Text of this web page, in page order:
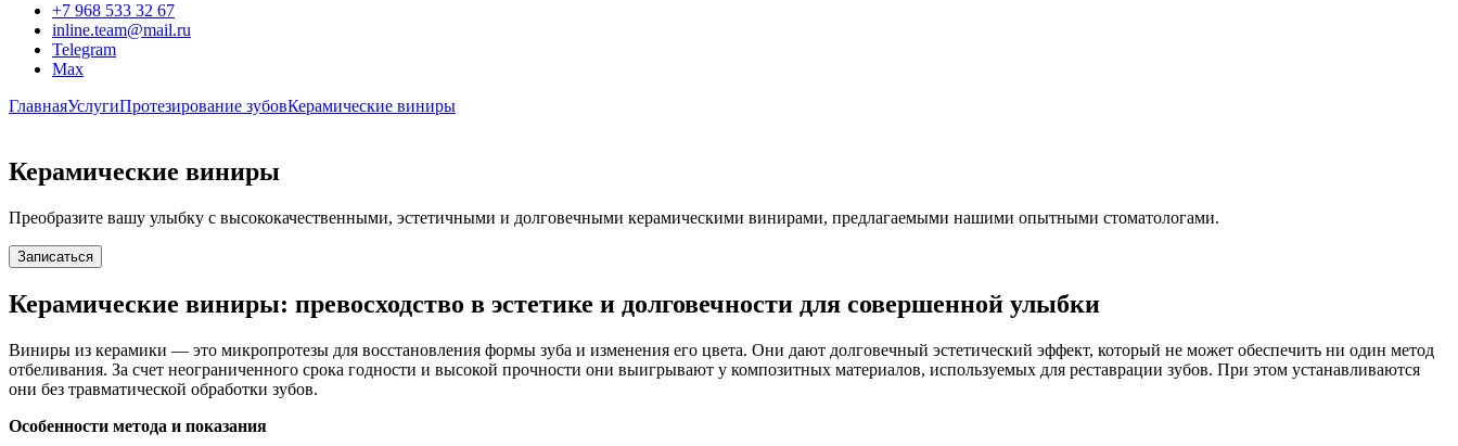
+7 968 533 32 67
inline.team@mail.ru
Telegram
Max
ГлавнаяУслугиПротезирование зубовКерамические виниры
Керамические виниры
Преобразите вашу улыбку с высококачественными, эстетичными и долговечными керамическими винирами, предлагаемыми нашими опытными стоматологами.
Записаться
Керамические виниры: превосходство в эстетике и долговечности для совершенной улыбки
Виниры из керамики — это микропротезы для восстановления формы зуба и изменения его цвета. Они дают долговечный эстетический эффект, который не может обеспечить ни один метод
отбеливания. За счет неограниченного срока годности и высокой прочности они выигрывают у композитных материалов, используемых для реставрации зубов. При этом устанавливаются
они без травматической обработки зубов.
Особенности метода и показания